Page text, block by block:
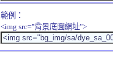
範例：
<img src="背景底圖網址">